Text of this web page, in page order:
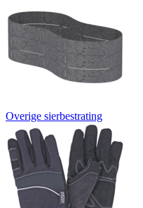
Overige sierbestrating